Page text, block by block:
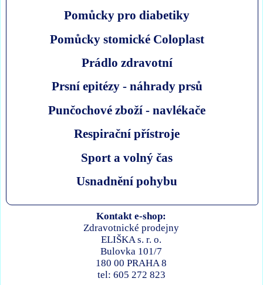
Pomůcky pro diabetiky
Pomůcky stomické Coloplast
Prádlo zdravotní
Prsní epitézy - náhrady prsů
Punčochové zboží - navlékače
Respirační přístroje
Sport a volný čas
Usnadnění pohybu
Kontakt e-shop:
Zdravotnické prodejny
ELIŠKA s. r. o.
Bulovka 101/7
180 00 PRAHA 8
tel: 605 272 823